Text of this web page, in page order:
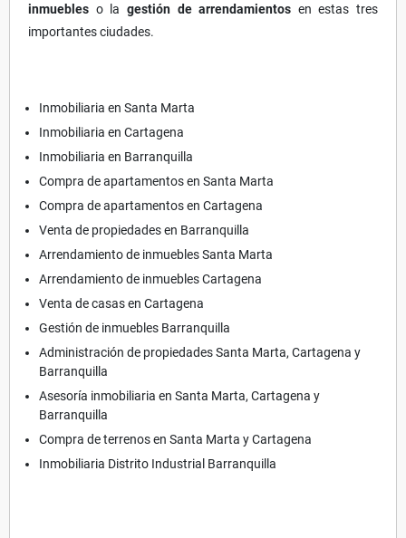
inmuebles o la gestión de arrendamientos en estas tres
importantes ciudades.
Inmobiliaria en Santa Marta
Inmobiliaria en Cartagena
Inmobiliaria en Barranquilla
Compra de apartamentos en Santa Marta
Compra de apartamentos en Cartagena
Venta de propiedades en Barranquilla
Arrendamiento de inmuebles Santa Marta
Arrendamiento de inmuebles Cartagena
Venta de casas en Cartagena
Gestión de inmuebles Barranquilla
Administración de propiedades Santa Marta, Cartagena y
Barranquilla
Asesoría inmobiliaria en Santa Marta, Cartagena y
Barranquilla
Compra de terrenos en Santa Marta y Cartagena
Inmobiliaria Distrito Industrial Barranquilla